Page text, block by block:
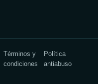
Términos y
condiciones
Política
antiabuso